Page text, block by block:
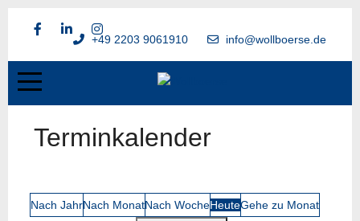
+49 2203 9061910 info@wollboerse.de
Terminkalender
Nach JahrNach MonatNach WocheHeuteGehe zu Monat